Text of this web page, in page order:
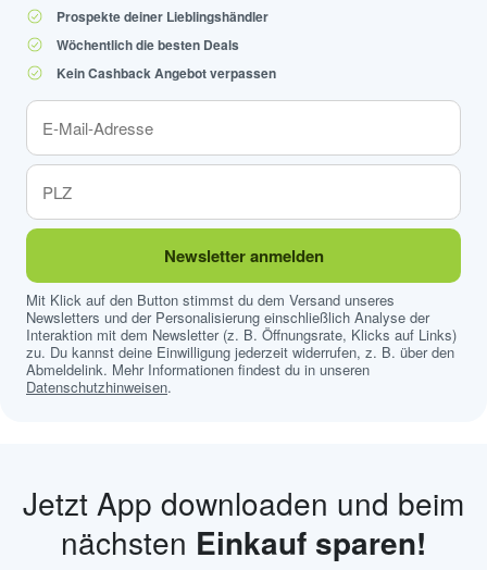
Prospekte deiner Lieblingshändler
Wöchentlich die besten Deals
Kein Cashback Angebot verpassen
Newsletter anmelden
Mit Klick auf den Button stimmst du dem Versand unseres
Newsletters und der Personalisierung einschließlich Analyse der
Interaktion mit dem Newsletter (z. B. Öffnungsrate, Klicks auf Links)
zu. Du kannst deine Einwilligung jederzeit widerrufen, z. B. über den
Abmeldelink. Mehr Informationen findest du in unseren
Datenschutzhinweisen.
Jetzt App downloaden und beim
nächsten Einkauf sparen!